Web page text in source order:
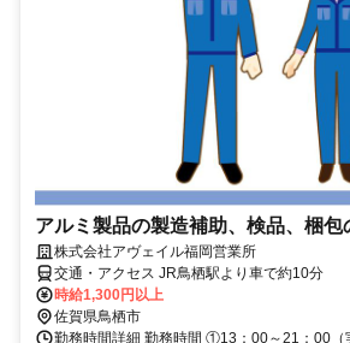
アルミ製品の製造補助、検品、梱包
株式会社アヴェイル福岡営業所
交通・アクセス JR鳥栖駅より車で約10分
時給1,300円以上
佐賀県鳥栖市
勤務時間詳細 勤務時間 ①13：00～21：00（